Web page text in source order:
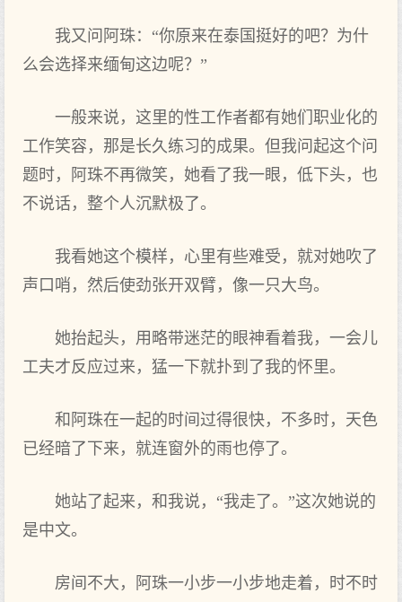
我又问阿珠：“你原来在泰国挺好的吧？为什
么会选择来缅甸这边呢？”
一般来说，这里的性工作者都有她们职业化的
工作笑容，那是长久练习的成果。但我问起这个问
题时，阿珠不再微笑，她看了我一眼，低下头，也
不说话，整个人沉默极了。
我看她这个模样，心里有些难受，就对她吹了
声口哨，然后使劲张开双臂，像一只大鸟。
她抬起头，用略带迷茫的眼神看着我，一会儿
工夫才反应过来，猛一下就扑到了我的怀里。
和阿珠在一起的时间过得很快，不多时，天色
已经暗了下来，就连窗外的雨也停了。
她站了起来，和我说，“我走了。”这次她说的
是中文。
房间不大，阿珠一小步一小步地走着，时不时